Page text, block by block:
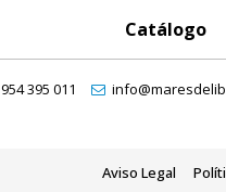
Catálogo
954 395 011
Aviso Legal